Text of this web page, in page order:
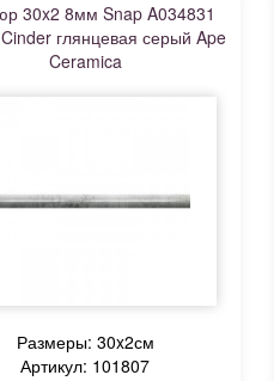
30x2 8мм Snap A034831
глянцевая серый Ape
Ceramica
Размеры: 30x2см
Артикул: 101807